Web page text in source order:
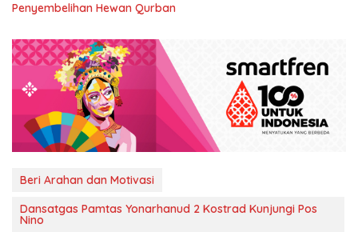
Penyembelihan Hewan Qurban
Beri Arahan dan Motivasi
Dansatgas Pamtas Yonarhanud 2 Kostrad Kunjungi Pos
Nino